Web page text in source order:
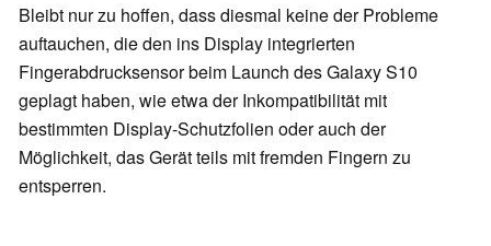
Bleibt nur zu hoffen, dass diesmal keine der Probleme
auftauchen, die den ins Display integrierten
Fingerabdrucksensor beim Launch des Galaxy S10
geplagt haben, wie etwa der Inkompatibilität mit
bestimmten Display-Schutzfolien oder auch der
Möglichkeit, das Gerät teils mit fremden Fingern zu
entsperren.